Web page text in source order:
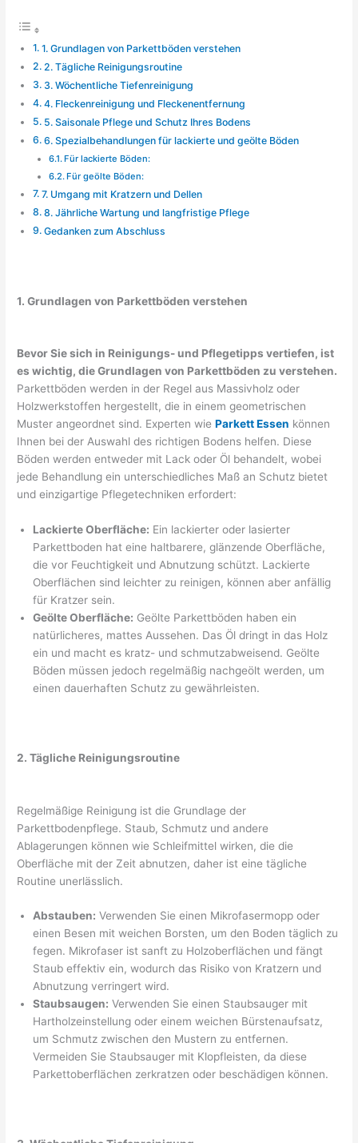
1. Grundlagen von Parkettböden verstehen
2. Tägliche Reinigungsroutine
3. Wöchentliche Tiefenreinigung
4. Fleckenreinigung und Fleckenentfernung
5. Saisonale Pflege und Schutz Ihres Bodens
6. Spezialbehandlungen für lackierte und geölte Böden
Für lackierte Böden:
Für geölte Böden:
7. Umgang mit Kratzern und Dellen
8. Jährliche Wartung und langfristige Pflege
Gedanken zum Abschluss
1. Grundlagen von Parkettböden verstehen
Bevor Sie sich in Reinigungs- und Pflegetipps vertiefen, ist
es wichtig, die Grundlagen von Parkettböden zu verstehen.
Parkettböden werden in der Regel aus Massivholz oder
Holzwerkstoffen hergestellt, die in einem geometrischen
Muster angeordnet sind. Experten wieParkett Essen können
Ihnen bei der Auswahl des richtigen Bodens helfen. Diese
Böden werden entweder mit Lack oder Öl behandelt, wobei
jede Behandlung ein unterschiedliches Maß an Schutz bietet
und einzigartige Pflegetechniken erfordert:
Lackierte Oberfläche: Ein lackierter oder lasierter
Parkettboden hat eine haltbarere, glänzende Oberfläche,
die vor Feuchtigkeit und Abnutzung schützt. Lackierte
Oberflächen sind leichter zu reinigen, können aber anfällig
für Kratzer sein.
Geölte Oberfläche: Geölte Parkettböden haben ein
natürlicheres, mattes Aussehen. Das Öl dringt in das Holz
ein und macht es kratz- und schmutzabweisend. Geölte
Böden müssen jedoch regelmäßig nachgeölt werden, um
einen dauerhaften Schutz zu gewährleisten.
2. Tägliche Reinigungsroutine
Regelmäßige Reinigung ist die Grundlage der
Parkettbodenpflege. Staub, Schmutz und andere
Ablagerungen können wie Schleifmittel wirken, die die
Oberfläche mit der Zeit abnutzen, daher ist eine tägliche
Routine unerlässlich.
Abstauben: Verwenden Sie einen Mikrofasermopp oder
einen Besen mit weichen Borsten, um den Boden täglich zu
fegen. Mikrofaser ist sanft zu Holzoberflächen und fängt
Staub effektiv ein, wodurch das Risiko von Kratzern und
Abnutzung verringert wird.
Staubsaugen: Verwenden Sie einen Staubsauger mit
Hartholzeinstellung oder einem weichen Bürstenaufsatz,
um Schmutz zwischen den Mustern zu entfernen.
Vermeiden Sie Staubsauger mit Klopfleisten, da diese
Parkettoberflächen zerkratzen oder beschädigen können.